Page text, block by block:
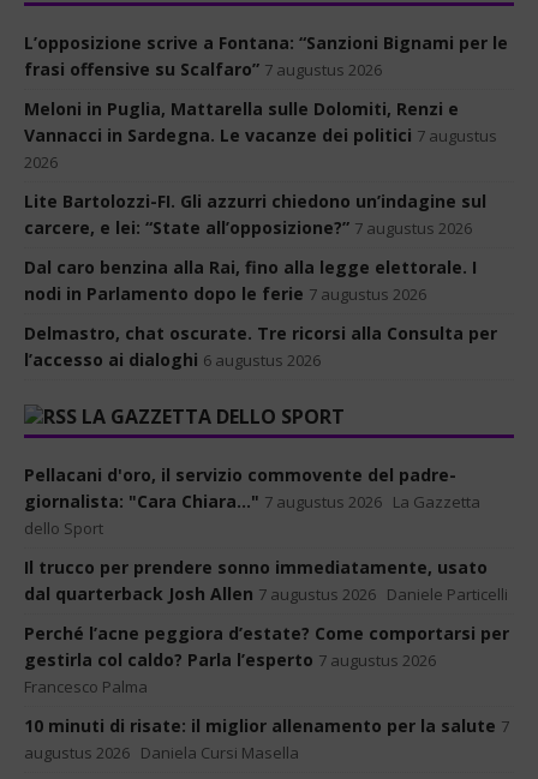
L’opposizione scrive a Fontana: “Sanzioni Bignami per le
frasi offensive su Scalfaro” 7 augustus 2026
Meloni in Puglia, Mattarella sulle Dolomiti, Renzi e
Vannacci in Sardegna. Le vacanze dei politici 7 augustus
2026
Lite Bartolozzi-FI. Gli azzurri chiedono un’indagine sul
carcere, e lei: “State all’opposizione?” 7 augustus 2026
Dal caro benzina alla Rai, fino alla legge elettorale. I
nodi in Parlamento dopo le ferie 7 augustus 2026
Delmastro, chat oscurate. Tre ricorsi alla Consulta per
l’accesso ai dialoghi 6 augustus 2026
LA GAZZETTA DELLO SPORT
Pellacani d'oro, il servizio commovente del padre-
giornalista: "Cara Chiara..." 7 augustus 2026 La Gazzetta
dello Sport
Il trucco per prendere sonno immediatamente, usato
dal quarterback Josh Allen 7 augustus 2026 Daniele Particelli
Perché l’acne peggiora d’estate? Come comportarsi per
gestirla col caldo? Parla l’esperto 7 augustus 2026
Francesco Palma
10 minuti di risate: il miglior allenamento per la salute 7
augustus 2026 Daniela Cursi Masella